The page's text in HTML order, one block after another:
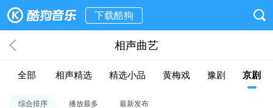
下载酷狗
相声曲艺
全部 相声精选 精选小品 黄梅戏 豫剧 京剧
综合排序 播放最多 最新发布